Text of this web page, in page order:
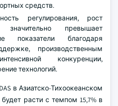
средств.
регулирования, рост
превышает
показатели благодаря
производственным
конкуренции,
технологий.
в Азиатско-Тихоокеанском
расти с темпом 15,7% в